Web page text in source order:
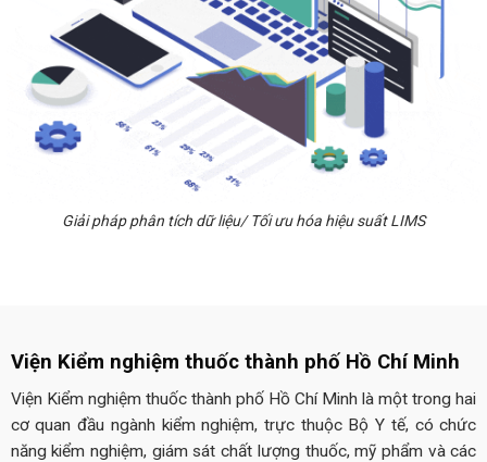
Giải pháp phân tích dữ liệu/ Tối ưu hóa hiệu suất LIMS
Viện Kiểm nghiệm thuốc thành phố Hồ Chí Minh
Viện Kiểm nghiệm thuốc thành phố Hồ Chí Minh là một trong hai
cơ quan đầu ngành kiểm nghiệm, trực thuộc Bộ Y tế, có chức
năng kiểm nghiệm, giám sát chất lượng thuốc, mỹ phẩm và các